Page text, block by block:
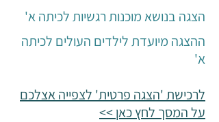
הצגה בנושא מוכנות רגשיות לכיתה א'
ההצגה מיועדת לילדים העולים לכיתה
א'
לרכישת 'הצגה פרטית' לצפייה אצלכם
על המסך לחץ כאן >>